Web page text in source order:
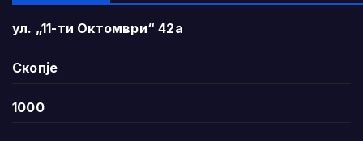
ул. „11-ти Октомври“ 42а
Скопје
1000